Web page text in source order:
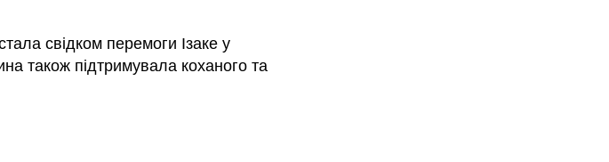
свідком перемоги Ізаке у
також підтримувала коханого та